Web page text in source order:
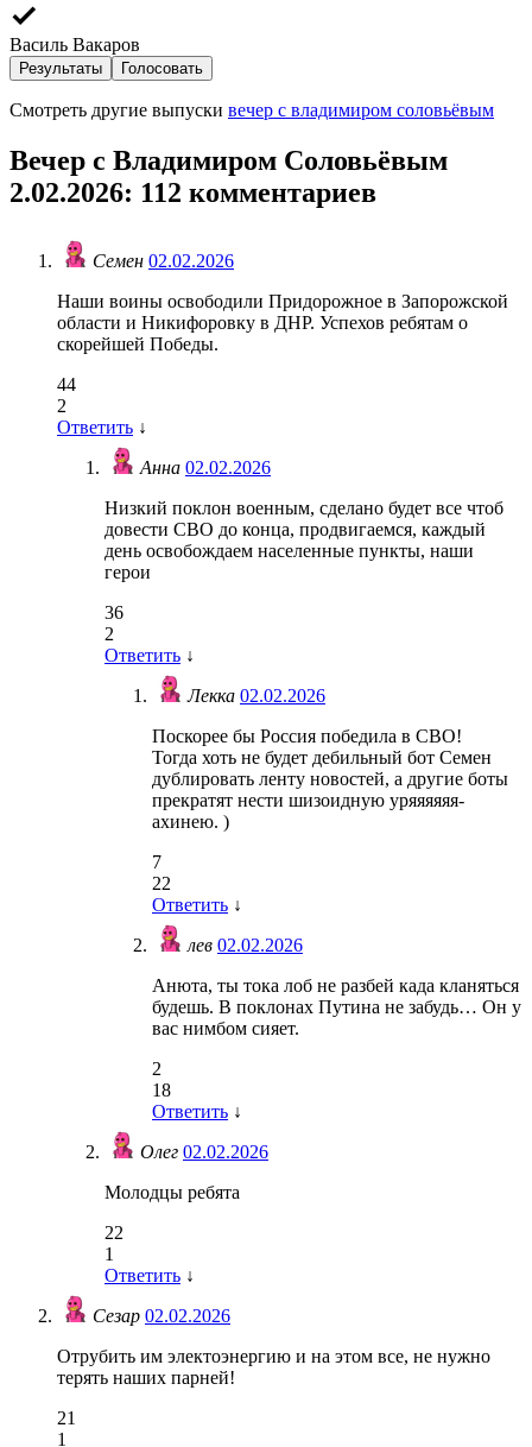
Василь Вакаров
Результаты Голосовать
Смотреть другие выпуски вечер с владимиром соловьёвым
Вечер с Владимиром Соловьёвым
2.02.2026: 112 комментариев
Семен 02.02.2026
Наши воины освободили Придорожное в Запорожской
области и Никифоровку в ДНР. Успехов ребятам о
скорейшей Победы.
44
2
Ответить ↓
Анна 02.02.2026
Низкий поклон военным, сделано будет все чтоб
довести СВО до конца, продвигаемся, каждый
день освобождаем населенные пункты, наши
герои
36
2
Ответить ↓
Лекка 02.02.2026
Поскорее бы Россия победила в СВО!
Тогда хоть не будет дебильный бот Семен
дублировать ленту новостей, а другие боты
прекратят нести шизоидную уряяяяяя-
ахинею. )
7
22
Ответить ↓
лев 02.02.2026
Анюта, ты тока лоб не разбей када кланяться
будешь. В поклонах Путина не забудь… Он у
вас нимбом сияет.
2
18
Ответить ↓
Олег 02.02.2026
Молодцы ребята
22
1
Ответить ↓
Сезар 02.02.2026
Отрубить им электоэнергию и на этом все, не нужно
терять наших парней!
21
1